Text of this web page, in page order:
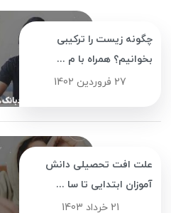
چگونه زیست را ترکیبی
بخوانیم؟ همراه با م ...
27 فروردین 1402
علت افت تحصیلی دانش
آموزان ابتدایی تا سا ...
21 خرداد 1403